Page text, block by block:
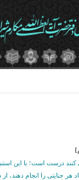
درست است؛ با این
هر جنایتی را انجام دهند،